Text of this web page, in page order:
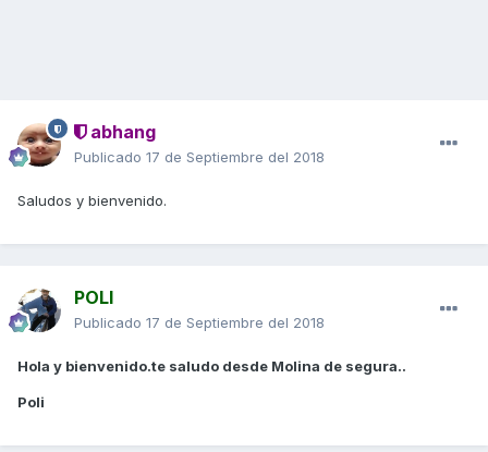
abhang
Publicado 17 de Septiembre del 2018
Saludos y bienvenido.
POLI
Publicado 17 de Septiembre del 2018
Hola y bienvenido.te saludo desde Molina de segura..
Poli